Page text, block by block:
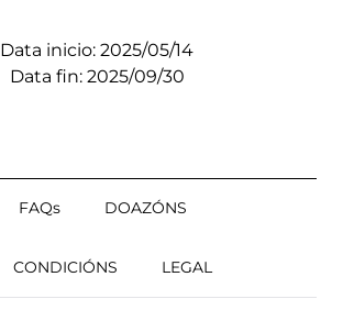
Data inicio: 2025/05/14
Data fin: 2025/09/30
FAQs DOAZÓNS
CONDICIÓNS LEGAL